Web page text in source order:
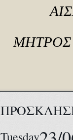
ΜΗΤΡΟΣ
Tuesday